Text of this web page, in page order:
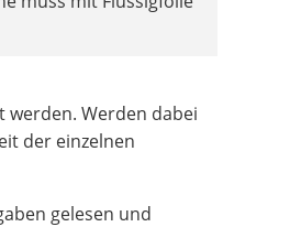
werden. Werden dabei
der einzelnen
gelesen und